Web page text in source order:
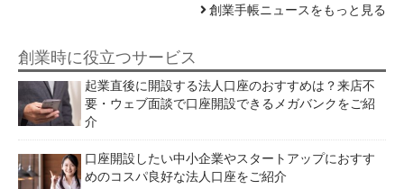
創業手帳ニュースをもっと見る
創業時に役立つサービス
起業直後に開設する法人口座のおすすめは？来店不
要・ウェブ面談で口座開設できるメガバンクをご紹
介
口座開設したい中小企業やスタートアップにおすす
めのコスパ良好な法人口座をご紹介